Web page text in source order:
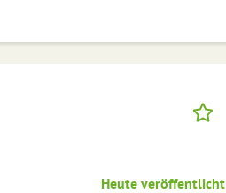
Heute veröffentlicht